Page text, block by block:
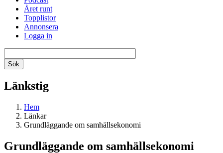
Året runt
Topplistor
Annonsera
Logga in
Länkstig
Hem
Länkar
Grundläggande om samhällsekonomi
Grundläggande om samhällsekonomi